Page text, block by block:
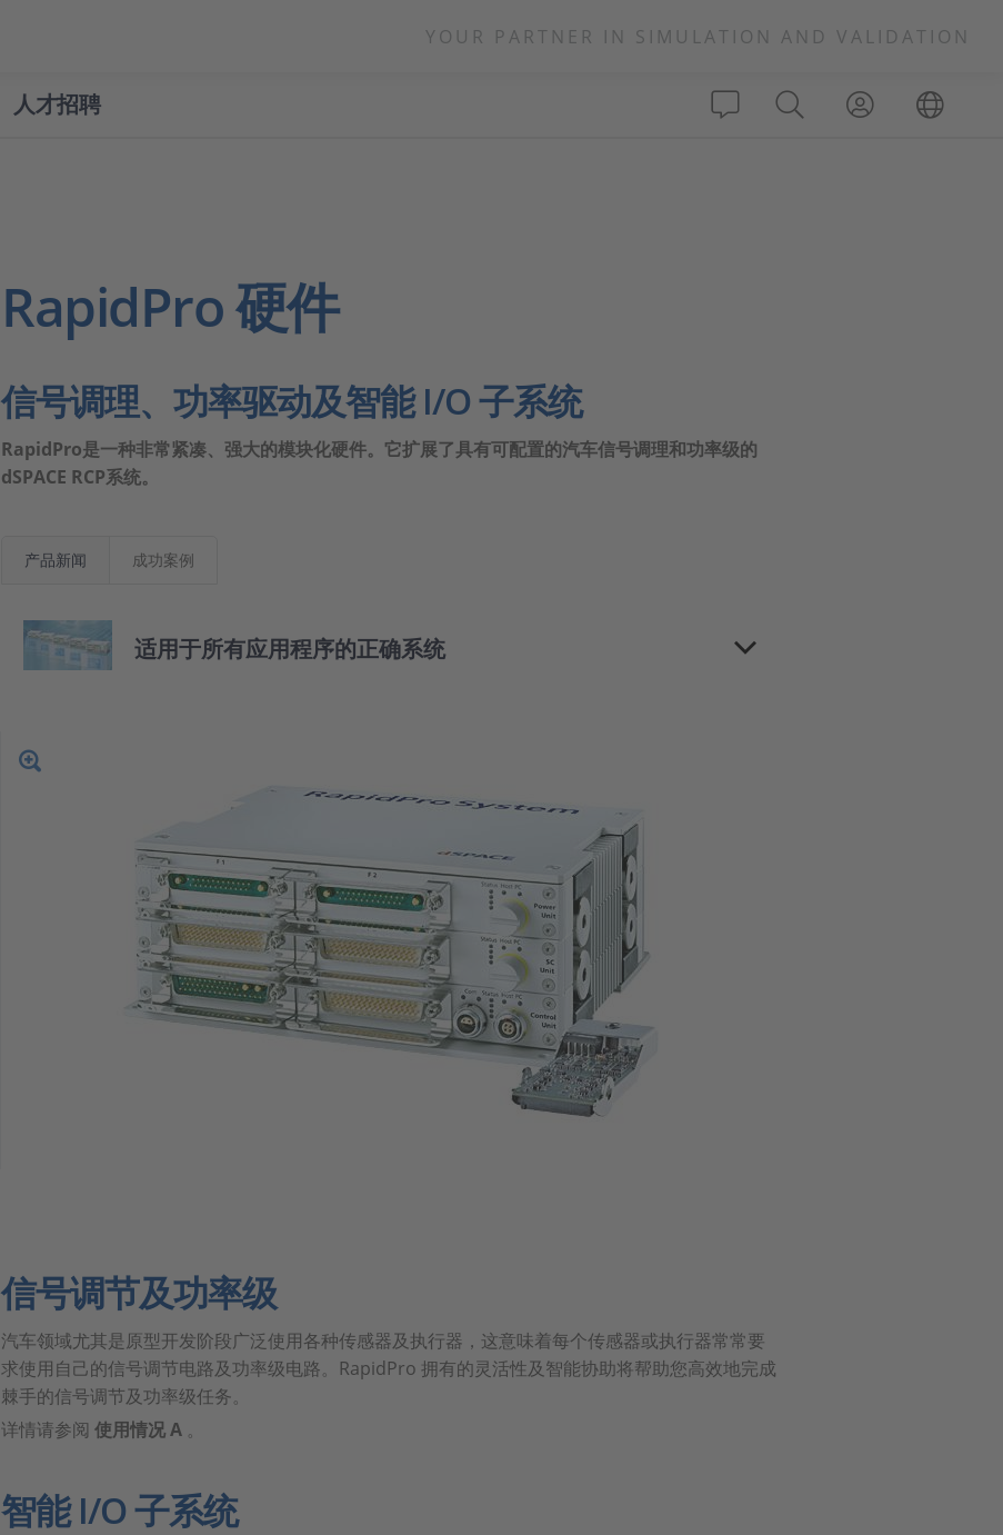
YOUR PARTNER IN SIMULATION AND VALIDATION
人才招聘
RapidPro 硬件
信号调理、功率驱动及智能 I/O 子系统
RapidPro是一种非常紧凑、强大的模块化硬件。它扩展了具有可配置的汽车信号调理和功率级的
dSPACE RCP系统。
产品新闻 成功案例
适用于所有应用程序的正确系统
信号调节及功率级
汽车领域尤其是原型开发阶段广泛使用各种传感器及执行器，这意味着每个传感器或执行器常常要
求使用自己的信号调节电路及功率级电路。RapidPro 拥有的灵活性及智能协助将帮助您高效地完成
棘手的信号调节及功率级任务。
详情请参阅 使用情况 A 。
智能 I/O 子系统